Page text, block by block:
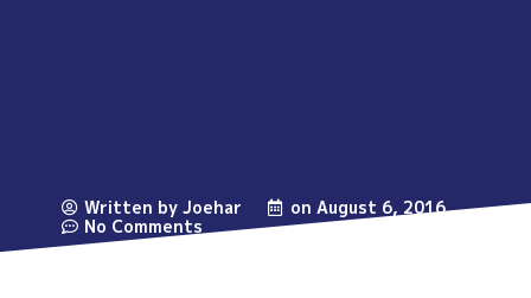
Written by Joehar on August 6, 2016
No Comments